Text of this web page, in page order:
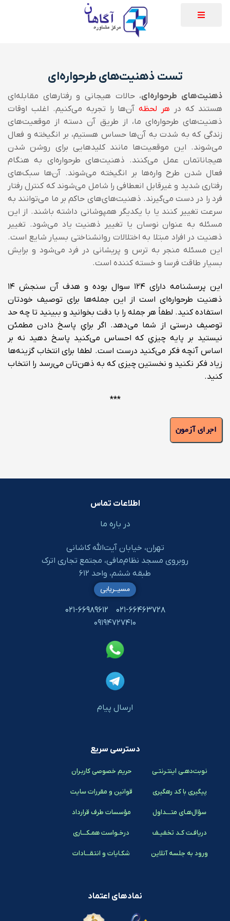
تست ذهنیت‌های طرحواره‌ای
ذهنیت‌های طرحواره‌ای، حالات هیجانی و رفتارهای مقابله‌ای
هستند که در هر لحظهآن‌ها را تجربه می‌کنیم. اغلب اوقات
ذهنیت‌های طرحواره‌ای ما، از طریق آن دسته از موقعیت‌های
زندگی که به شدت به آن‌ها حساس هستیم، بر انگیخته و فعال
می‌شوند. این موقعیت‌ها مانند کلیدهایی برای روشن شدن
هیجاناتمان عمل می‌کنند. ذهنیت‌های طرحواره‌ای به هنگام
فعال شدن طرح واره‌ها بر انگیخته می‌شوند. آن‌ها سبک‌های
رفتاری شدید و غیرقابل انعطافی را شامل می‌شوند که کنترل رفتار
فرد را در دست می‌گیرند. ذهنیت‌های‌های حاکم بر ما می‌توانند به
سرعت تغییر کنند یا با یکدیگر همپوشانی داشته باشند. از این
مسئله به عنوان نوسان یا تغییر ذهنیت یاد می‌شود. تغییر
ذهنیت در افراد مبتلا به اختلالات روانشناختی بسیار شایع است.
این مسئله منجر به ترس و پریشانی در فرد می‌شود و برایش
بسیار طاقت فرسا و خسته کننده است.
این پرسشنامه دارای ۱۲۴ سوال بوده و هدف آن سنجش ۱۴
ذهنیت طرحواره‌ای است از این جمله‌ها برای توصیف خودتان
استفاده کنید. لطفاً هر جمله را با دقت بخوانید و ببینید تا چه حد
توصیف درستی از شما می‌دهد. اگر براي پاسخ دادن مطمئن
نیستید بر پایه چیزي که احساس می‌کنید پاسخ دهید نه بر
اساس آنچه فکر می‌کنید درست است. لطفا برای انتخاب گزینه‌ها
زیاد فکر نکنید و نخستین چیزی که به ذهن‌تان می‌رسد را انتخاب
کنید.
***
اطلاعات تماس
در باره ما
تهران، خیابان آیت‌الله کاشانی
روبروی مسجد نظام‌مافی، مجتمع تجاری اترک
طبقه ششم، واحد ۶۱۲
۰۲۱-۶۶۴۶۳۷۲۸
۰۲۱-۶۶۹۸۹۶۱۲
۰۹۱۹۴۷۲۷۴۱۰
ارسال پیام
مسیـریابی
دسترسی سریع
نوبت‌دهـی اینتـرنتـی
پیگیری با کد رهگیری
سؤال‌هـای متـــداول
دریافـت کـد تخفیـف
ورود به جلسه آنلاین
حریم خصوصی کاربـران
قوانین و مقررات سایت
مؤسسات طرف قرارداد
درخـواست همـکـــاری
شکـایات و انتقـــادات
نمادهای اعتماد